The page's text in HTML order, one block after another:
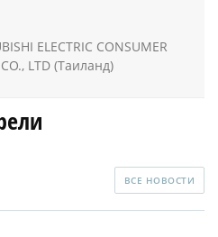
ELECTRIC CONSUMER
LTD (Таиланд)
ВСЕ НОВОСТИ